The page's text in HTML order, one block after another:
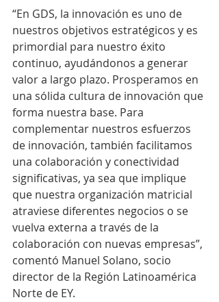
“En GDS, la innovación es uno de
nuestros objetivos estratégicos y es
primordial para nuestro éxito
continuo, ayudándonos a generar
valor a largo plazo. Prosperamos en
una sólida cultura de innovación que
forma nuestra base. Para
complementar nuestros esfuerzos
de innovación, también facilitamos
una colaboración y conectividad
significativas, ya sea que implique
que nuestra organización matricial
atraviese diferentes negocios o se
vuelva externa a través de la
colaboración con nuevas empresas”,
comentó Manuel Solano, socio
director de la Región Latinoamérica
Norte de EY.